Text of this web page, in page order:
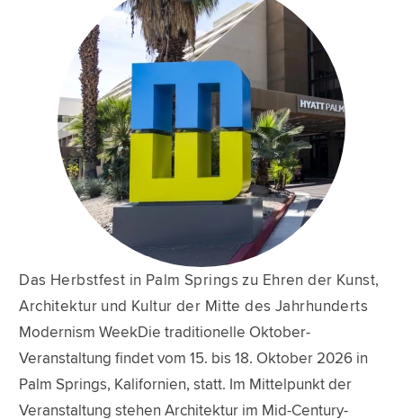
Das Herbstfest in Palm Springs zu Ehren der Kunst,
Architektur und Kultur der Mitte des Jahrhunderts
Modernism WeekDie traditionelle Oktober-
Veranstaltung findet vom 15. bis 18. Oktober 2026 in
Palm Springs, Kalifornien, statt. Im Mittelpunkt der
Veranstaltung stehen Architektur im Mid-Century-